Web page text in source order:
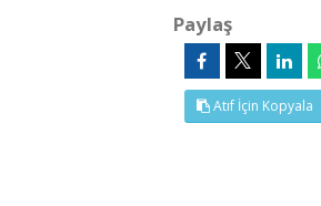
Paylaş
Atıf İçin Kopyala